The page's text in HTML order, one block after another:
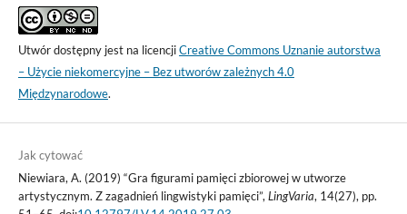
Utwór dostępny jest na licencjiCreative Commons Uznanie autorstwa
– Użycie niekomercyjne – Bez utworów zależnych 4.0
Międzynarodowe.
Jak cytować
Niewiara, A. (2019) “Gra figurami pamięci zbiorowej w utworze
artystycznym. Z zagadnień lingwistyki pamięci”,LingVaria, 14(27), pp.